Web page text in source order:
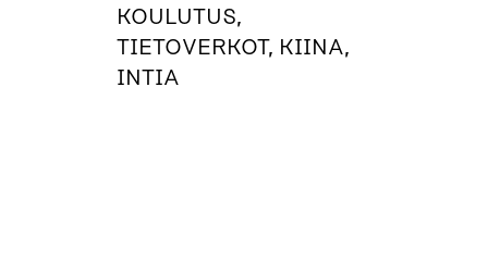
KOULUTUS,
TIETOVERKOT, KIINA,
INTIA